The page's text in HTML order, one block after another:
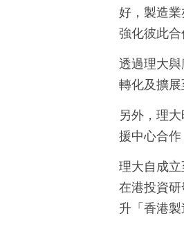
好，製造
強化彼此
透過理大
轉化及擴
另外，理
援中心合
理大自成
在港投資
升「香港